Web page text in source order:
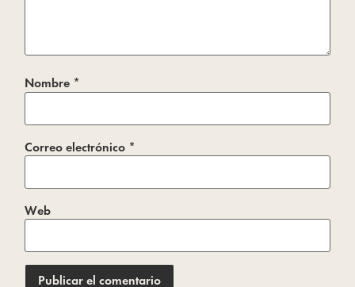
Nombre *
Correo electrónico *
Web